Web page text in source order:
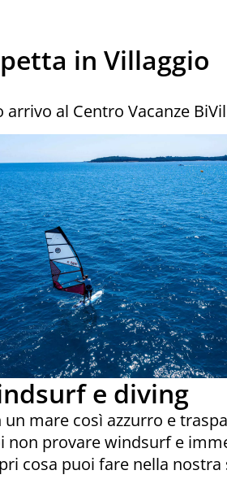
in Villaggio
al Centro Vacanze
e diving
un mare così azzurro e
non provare windsurf e
cosa puoi fare nella nostra